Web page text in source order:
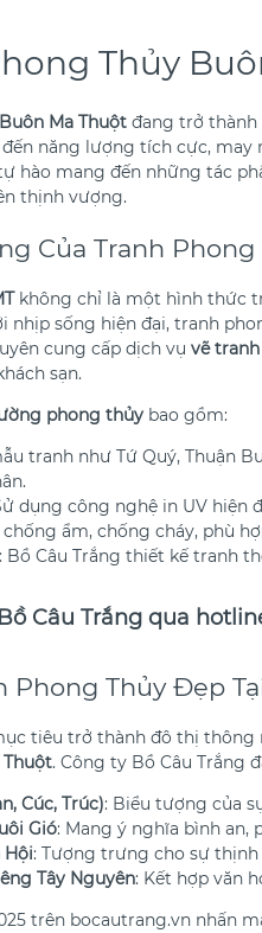
Thủy
Ma Thuột đang trở thành
năng lượng tích cực, may
hào mang đến những tác
thịnh vượng.
Của Tranh
không chỉ là một hình thức
nhịp sống hiện đại, tranh
cung cấp dịch vụ vẽ
sạn.
phong thủy bao gồm:
tranh như Tứ Quý, Thuận
dụng công nghệ in UV hiện
ẩm, chống cháy, phù
: Bồ Câu Trắng thiết kế tranh
Câu Trắng qua
Phong Thủy Đẹp
tiêu trở thành đô thị
. Công ty Bồ Câu Trắng
Cúc, Trúc): Biểu tượng của
Gió: Mang ý nghĩa bình an,
Hội: Tượng trưng cho sự
Tây Nguyên: Kết hợp văn
trên bocautrang.vn nhấn